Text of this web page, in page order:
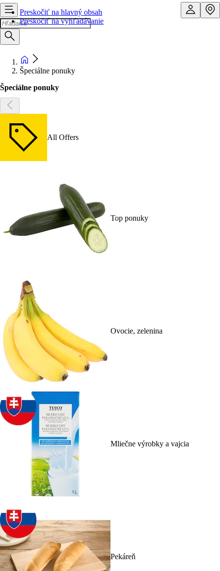
Preskočiť na hlavný obsah
Preskočiť na vyhľadávanie
Špeciálne ponuky
Špeciálne ponuky
All Offers
Top ponuky
Ovocie, zelenina
Mliečne výrobky a vajcia
Pekáreň